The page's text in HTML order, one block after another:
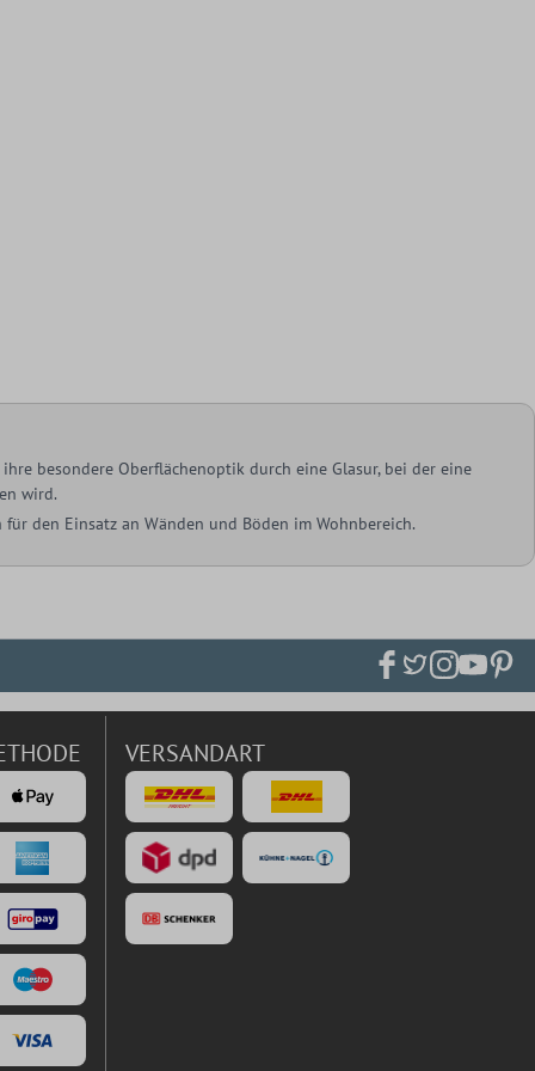
besondere Oberflächenoptik durch eine Glasur, bei der eine
wird.
den Einsatz an Wänden und Böden im Wohnbereich.
VERSANDART